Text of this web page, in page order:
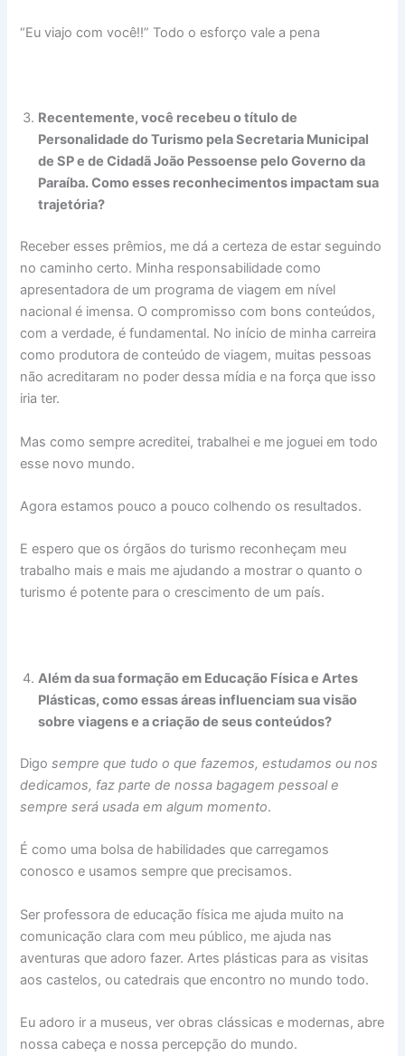
“Eu viajo com você!!” Todo o esforço vale a pena
Recentemente, você recebeu o título de
Personalidade do Turismo pela Secretaria Municipal
de SP e de Cidadã João Pessoense pelo Governo da
Paraíba. Como esses reconhecimentos impactam sua
trajetória?
Receber esses prêmios, me dá a certeza de estar seguindo
no caminho certo. Minha responsabilidade como
apresentadora de um programa de viagem em nível
nacional é imensa. O compromisso com bons conteúdos,
com a verdade, é fundamental. No início de minha carreira
como produtora de conteúdo de viagem, muitas pessoas
não acreditaram no poder dessa mídia e na força que isso
iria ter.
Mas como sempre acreditei, trabalhei e me joguei em todo
esse novo mundo.
Agora estamos pouco a pouco colhendo os resultados.
E espero que os órgãos do turismo reconheçam meu
trabalho mais e mais me ajudando a mostrar o quanto o
turismo é potente para o crescimento de um país.
Além da sua formação em Educação Física e Artes
Plásticas, como essas áreas influenciam sua visão
sobre viagens e a criação de seus conteúdos?
Digosempre que tudo o que fazemos, estudamos ou nos
dedicamos, faz parte de nossa bagagem pessoal e
sempre será usada em algum momento.
É como uma bolsa de habilidades que carregamos
conosco e usamos sempre que precisamos.
Ser professora de educação física me ajuda muito na
comunicação clara com meu público, me ajuda nas
aventuras que adoro fazer. Artes plásticas para as visitas
aos castelos, ou catedrais que encontro no mundo todo.
Eu adoro ir a museus, ver obras clássicas e modernas, abre
nossa cabeça e nossa percepção do mundo.